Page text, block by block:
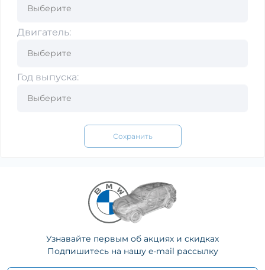
Двигатель:
Год выпуска:
Сохранить
Узнавайте первым об акциях и скидках
Подпишитесь на нашу e-mail рассылку